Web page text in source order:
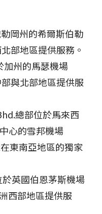
岡州的希爾斯伯勒
部地區提供服務。
加州的馬瑟機場
與北部地區提供服
總部位於馬來西
心的雪邦機場
在東南亞地區的獨家
於英國伯恩茅斯機場
西部地區提供服